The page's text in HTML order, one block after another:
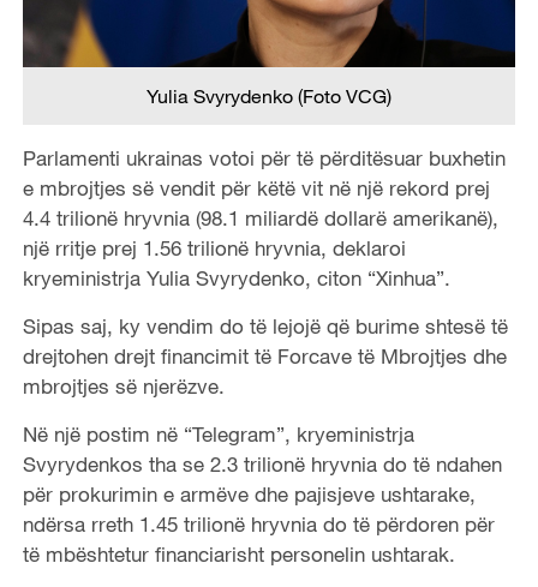
Yulia Svyrydenko (Foto VCG)
Parlamenti ukrainas votoi për të përditësuar buxhetin
e mbrojtjes së vendit për këtë vit në një rekord prej
4.4 trilionë hryvnia (98.1 miliardë dollarë amerikanë),
një rritje prej 1.56 trilionë hryvnia, deklaroi
kryeministrja Yulia Svyrydenko, citon “Xinhua”.
Sipas saj, ky vendim do të lejojë që burime shtesë të
drejtohen drejt financimit të Forcave të Mbrojtjes dhe
mbrojtjes së njerëzve.
Në një postim në “Telegram”, kryeministrja
Svyrydenkos tha se 2.3 trilionë hryvnia do të ndahen
për prokurimin e armëve dhe pajisjeve ushtarake,
ndërsa rreth 1.45 trilionë hryvnia do të përdoren për
të mbështetur financiarisht personelin ushtarak.